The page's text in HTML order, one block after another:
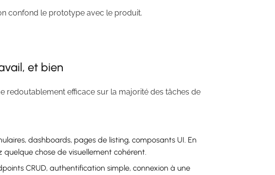
confond le prototype avec le produit.
et bien
redoutablement efficace sur la majorité des tâches de
dashboards, pages de listing, composants UI. En
chose de visuellement cohérent.
CRUD, authentification simple, connexion à une